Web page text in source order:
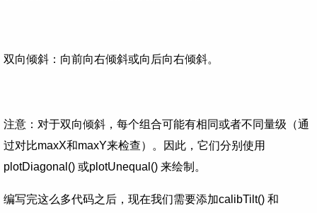
双向倾斜：向前向右倾斜或向后向右倾斜。
注意：对于双向倾斜，每个组合可能有相同或者不同量级（通
过对比maxX和maxY来检查）。因此，它们分别使用
plotDiagonal() 或plotUnequal() 来绘制。
编写完这么多代码之后，现在我们需要添加calibTilt() 和